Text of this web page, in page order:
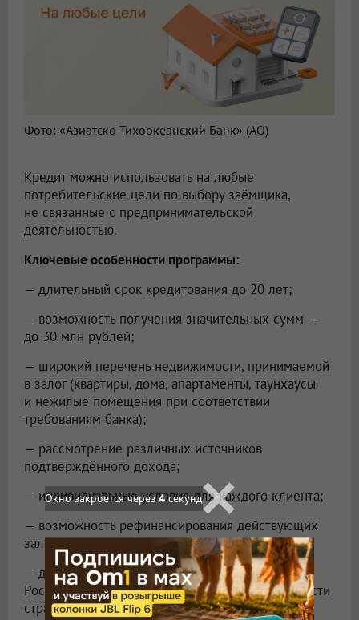
Фото: «Азиатско-Тихоокеанский Банк» (АО)
Кредит можно использовать на любые
потребительские цели по выбору заёмщика,
не связанные с предпринимательской
деятельностью.
Ключевые особенности программы:
— длительный срок кредитования до 20 лет;
— возможность получения значительных сумм —
до 30 млн рублей;
— широкий перечень недвижимости, принимаемой
в залог (квартиры, дома, апартаменты, таунхаусы
и нежилые помещения при соответствии
требованиям банка);
— рассмотрение различных источников
подтверждённого дохода;
— индивидуальные условия для каждого клиента;
— возможность рефинансирования действующих
залоговых кредитов сторонних банков;
— доступность программы во многих регионах
России, от Дальнего Востока до европейской части
страны.
Окно закроется через2секунд